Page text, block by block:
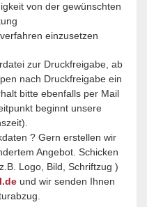
von der gewünschten
einzusetzen
zur Druckfreigabe, ab
nach Druckfreigabe ein
bitte ebenfalls per Mail
beginnt unsere
? Gern erstellen wir
Angebot. Schicken
Logo, Bild, Schriftzug )
und wir senden Ihnen